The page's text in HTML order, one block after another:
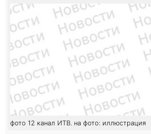
фото 12 канал ИТВ. на фото: иллюстрация